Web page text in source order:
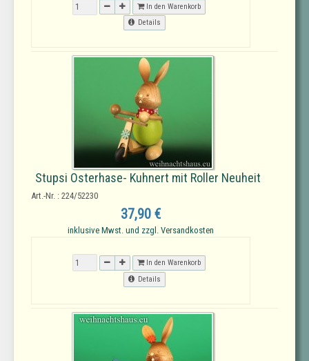
In den Warenkorb
Details
Stupsi Osterhase- Kuhnert mit Roller Neuheit
Art.-Nr. : 224/52230
37,90 €
inklusive Mwst. und zzgl. Versandkosten
In den Warenkorb
Details